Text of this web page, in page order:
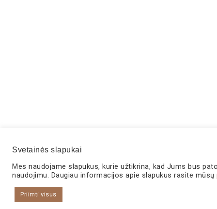
Svetainės slapukai
Mes naudojame slapukus, kurie užtikrina, kad Jums bus
naudojimu. Daugiau informacijos apie slapukus rasite mūsų
Priimti visus